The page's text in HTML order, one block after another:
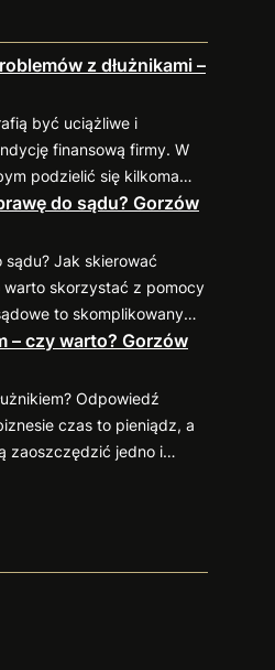
z dłużnikami –
być uciążliwe i
finansową firmy. W
podzielić się kilkoma
pomogą
sytuacji. 1. Weryfikacja
współpracy Zanim
sprawdź potencjalnego
jego wiarygodność
gospodarczych (np.
do sądu? Gorzów
Jak skierować
warto skorzystać z pomocy
to skomplikowany
przepisów oraz
Jeśli
swojej sprawy do
883 593 553. Chętnie
pozwu i
– czy warto? Gorzów
Odpowiedź
czas to pieniądz, a
zaoszczędzić jedno i
zaskakująco pozytywne
Jak się
unika kontaktu, działa